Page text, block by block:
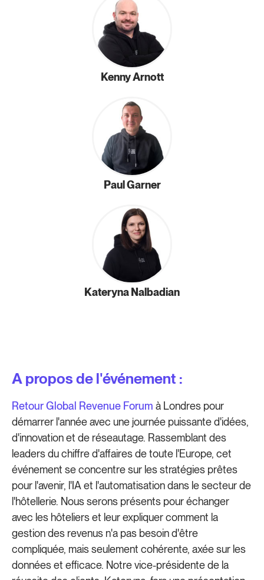
Kenny Arnott
Paul Garner
Kateryna Nalbadian
A propos de l'événement :
Retour Global Revenue Forum à Londres pour
démarrer l'année avec une journée puissante d'idées,
d'innovation et de réseautage. Rassemblant des
leaders du chiffre d'affaires de toute l'Europe, cet
événement se concentre sur les stratégies prêtes
pour l'avenir, l'IA et l'automatisation dans le secteur de
l'hôtellerie. Nous serons présents pour échanger
avec les hôteliers et leur expliquer comment la
gestion des revenus n'a pas besoin d'être
compliquée, mais seulement cohérente, axée sur les
données et efficace. Notre vice-présidente de la